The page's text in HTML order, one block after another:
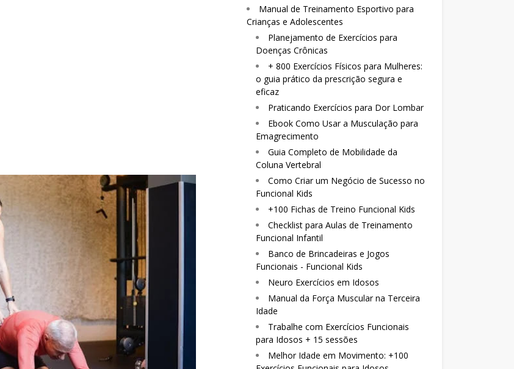
Manual de Treinamento Esportivo para
Crianças e Adolescentes
Planejamento de Exercícios para
Doenças Crônicas
+ 800 Exercícios Físicos para Mulheres:
o guia prático da prescrição segura e
eficaz
Praticando Exercícios para Dor Lombar
Ebook Como Usar a Musculação para
Emagrecimento
Guia Completo de Mobilidade da
Coluna Vertebral
Como Criar um Negócio de Sucesso no
Funcional Kids
+100 Fichas de Treino Funcional Kids
Checklist para Aulas de Treinamento
Funcional Infantil
Banco de Brincadeiras e Jogos
Funcionais - Funcional Kids
Neuro Exercícios em Idosos
Manual da Força Muscular na Terceira
Idade
Trabalhe com Exercícios Funcionais
para Idosos + 15 sessões
Melhor Idade em Movimento: +100